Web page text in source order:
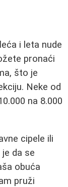
i leta nude
pronaći
što je
Neke od
na 8.000
cipele ili
da se
obuća
pruži